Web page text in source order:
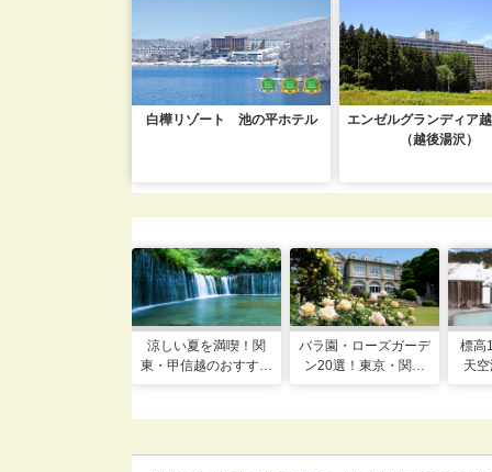
白樺リゾート 池の平ホテル
エンゼルグランディア
（越後湯沢）
涼しい夏を満喫！関
東・甲信越のおすすめ
バラ園・ローズガーデ
ン20選！東京・関東
標高
天